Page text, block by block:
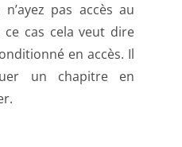
pas accès au
cas cela veut dire
en accès. Il
un chapitre en